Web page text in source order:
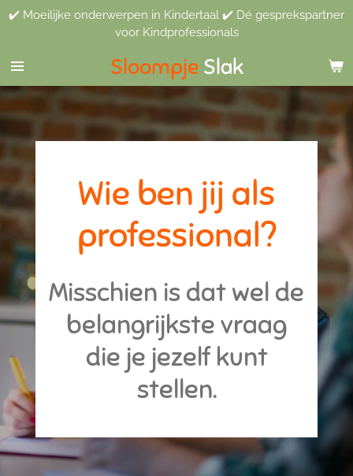
Ga
de
hoofdinhoud
Sloompje Slak
✔️ Moeilijke onderwerpen in Kindertaal ✔️ Dé gesprekspartner
voor Kindprofessionals
Wie ben jij als
professional?
Misschien is dat wel de
belangrijkste vraag
die je jezelf kunt
stellen.